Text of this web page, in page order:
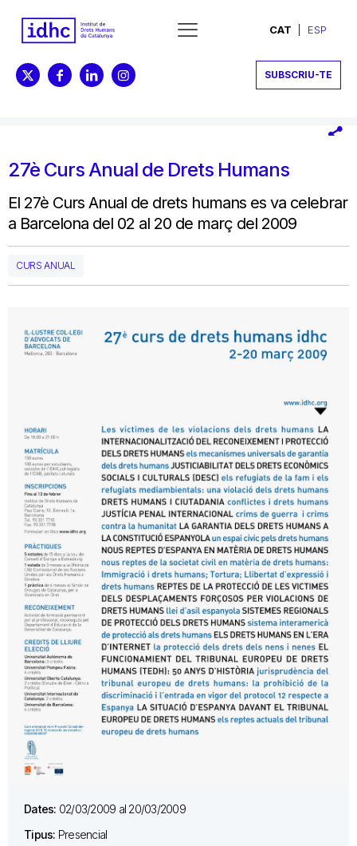
CAT ESP
SUBSCRIU-TE
27è Curs Anual de Drets Humans
El 27è Curs Anual de drets humans es va celebrar
a Barcelona del 02 al 20 de març del 2009
CURS ANUAL
Dates: 02/03/2009 al 20/03/2009
Tipus: Presencial